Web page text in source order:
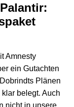
Amnesty
ein Gutachten
Plänen
belegt. Auch
nicht in unsere